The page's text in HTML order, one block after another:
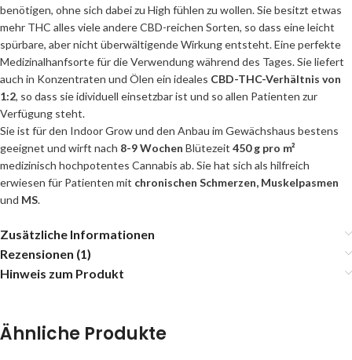
benötigen, ohne sich dabei zu High fühlen zu wollen. Sie besitzt etwas
mehr THC alles viele andere CBD-reichen Sorten, so dass eine leicht
spürbare, aber nicht überwältigende Wirkung entsteht. Eine perfekte
Medizinalhanfsorte für die Verwendung während des Tages. Sie liefert
auch in Konzentraten und Ölen ein ideales CBD-THC-Verhältnis von
1:2, so dass sie idividuell einsetzbar ist und so allen Patienten zur
Verfügung steht.
Sie ist für den Indoor Grow und den Anbau im Gewächshaus bestens
geeignet und wirft nach 8-9 Wochen Blütezeit 450 g pro m²
medizinisch hochpotentes Cannabis ab. Sie hat sich als hilfreich
erwiesen für Patienten mit chronischen Schmerzen, Muskelpasmen
und MS.
Zusätzliche Informationen
Rezensionen (1)
Hinweis zum Produkt
Ähnliche Produkte